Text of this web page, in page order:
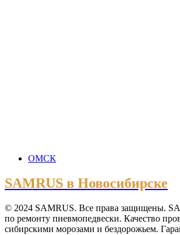
ОМСК
SAMRUS в Новосибирске
© 2024 SAMRUS. Все права защищены.
по ремонту пневмопедвески. Качество
сибирскими морозами и бездорожьем.